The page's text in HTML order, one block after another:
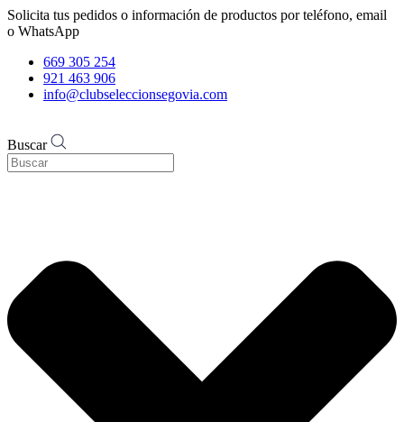
Solicita tus pedidos o información de productos por teléfono, email
o WhatsApp
669 305 254
921 463 906
info@clubseleccionsegovia.com
Buscar